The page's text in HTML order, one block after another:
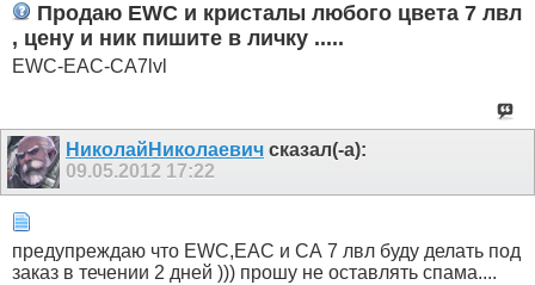
Продаю EWC и кристалы любого цвета 7 лвл
, цену и ник пишите в личку .....
EWC-EAC-CA7lvl
НиколайНиколаевич сказал(-а):
09.05.2012 17:22
предупреждаю что EWC,EAC и СА 7 лвл буду делать под
заказ в течении 2 дней ))) прошу не оставлять спама....